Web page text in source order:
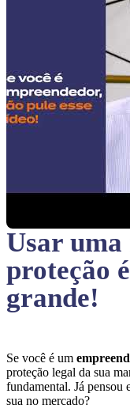
Usar uma
proteção
grande!
Se você é um
proteção legal da sua
fundamental. Já pensou
sua no mercado?